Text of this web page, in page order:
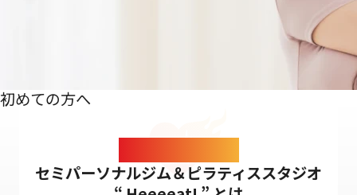
コンセプト
Concept
選ばれる5つの理
Reason why it can be
初めての方へ
CONCEPT
セミパーソナルジム＆ピラティススタジオ